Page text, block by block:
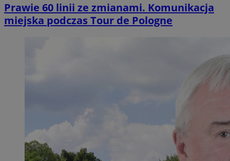
Prawie 60 linii ze zmianami. Komunikacja
miejska podczas Tour de Pologne